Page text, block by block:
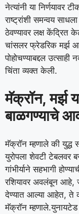
नेत्यांनी या निर्णयावर
राष्ट्रांशी समन्वय
ठेवण्यावर लक्ष केंद्रित
चांसलर फ्रेडरिक मर्झ
पोहोचण्याबद्दल
चिंता व्यक्त केली.
मॅक्रॉन, मर्झ
बाळगण्याचे
मॅक्रॉन म्हणाले की युद्ध
युरोपला शेवटी टेबलवर
गांभीर्याने सहभागी
रशियावर अवलंबून आहे,
देण्यात आल्या आहेत, ते
मॅक्रॉन म्हणाले.युनायटेड